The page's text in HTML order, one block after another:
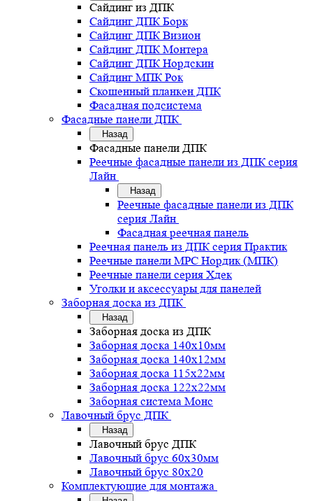
Сайдинг из ДПК
Сайдинг ДПК Борк
Сайдинг ДПК Визион
Сайдинг ДПК Монтера
Сайдинг ДПК Нордскин
Сайдинг МПК Рок
Скошенный планкен ДПК
Фасадная подсистема
Фасадные панели ДПК
Назад
Фасадные панели ДПК
Реечные фасадные панели из ДПК серия
Лайн
Назад
Реечные фасадные панели из ДПК
серия Лайн
Фасадная реечная панель
Реечная панель из ДПК серия Практик
Реечные панели MPC Нордик (МПК)
Реечные панели серия Хдек
Уголки и аксессуары для панелей
Заборная доска из ДПК
Назад
Заборная доска из ДПК
Заборная доска 140х10мм
Заборная доска 140х12мм
Заборная доска 115х22мм
Заборная доска 122х22мм
Заборная система Монс
Лавочный брус ДПК
Назад
Лавочный брус ДПК
Лавочный брус 60х30мм
Лавочный брус 80х20
Комплектующие для монтажа